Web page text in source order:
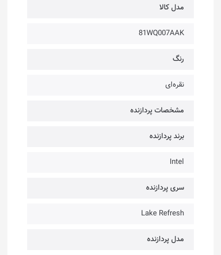
مدل کالا
81WQ007AAK
رنگ
نقره‌ای
مشخصات پردازنده
برند پردازنده
Intel
سری پردازنده
Lake Refresh
مدل پردازنده